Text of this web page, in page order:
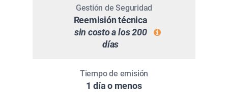
Gestión de Seguridad
Reemisión técnica
sin costo a los 200
días
Tiempo de emisión
1 día o menos